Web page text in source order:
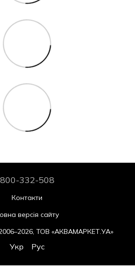
332-508
Контакти
версія сайту
ТОВ «АКВАМАРКЕТ.УА»
Укр Рус